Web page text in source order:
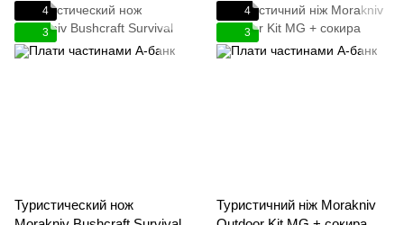
4
3
Туристический нож
4
3
Туристичний ніж Morakniv